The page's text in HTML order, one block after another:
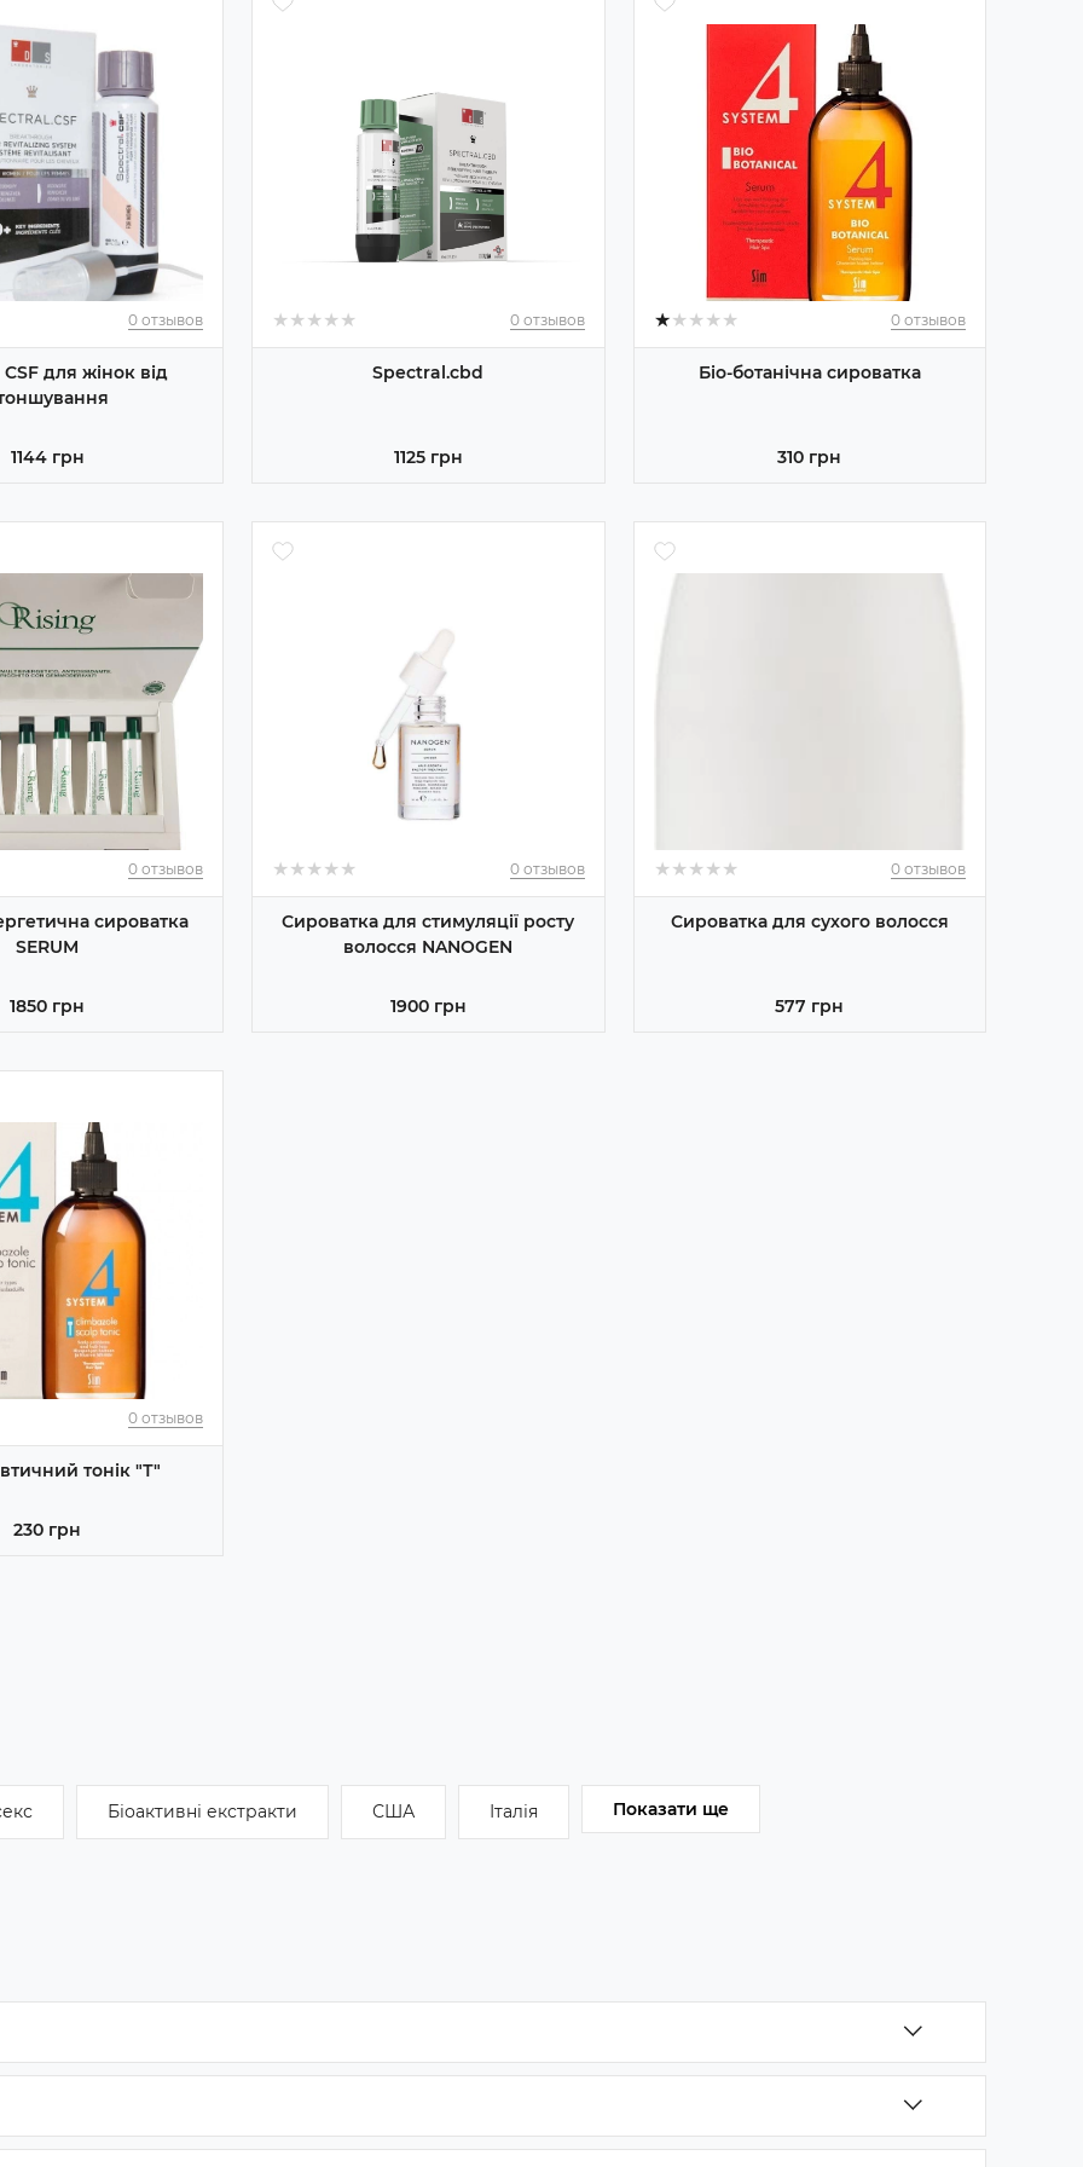
0 отзывов
для жінок від
1144 грн
★
★ ★
★ ★
★ ★
★ ★
★ 0 отзывов
Spectral.cbd
1125 грн
★
★★
★ ★
★ ★
★ ★
★ 0 отзывов
Біо-ботанічна сироватка
310 грн
0 отзывов
сироватка
SERUM
1850 грн
★
★ ★
★ ★
★ ★
★ ★
★ 0 отзывов
Сироватка для стимуляції росту
волосся NANOGEN
1900 грн
★
★ ★
★ ★
★ ★
★ ★
★ 0 отзывов
Сироватка для сухого волосся
577 грн
0 отзывов
тонік "Т"
230 грн
Біоактивні екстракти США Італія Показати ще